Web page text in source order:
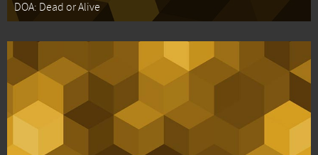
DOA: Dead or Alive